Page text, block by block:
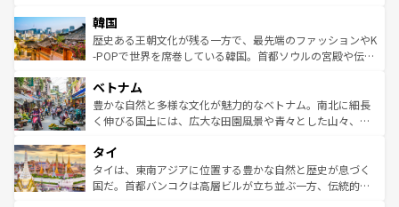
ワイを、存分に味わってほしい。 なお、新着のハワイ情報
はコンテンツ一覧を参照してほしい。
いる。アクティビティも充実しており、サーフィンやダイ
ビング、ハイキングなど、アウトドア好きにはたまらな
い。オーストラリアの多彩な魅力を存分に味わいつくそ
参照してほしい。
ン）、静ひつな山岳地帯である台湾東部など、都市の喧騒
と山間の静けさが共存しており、訪れる人に新しい発見と
驚きをもたらしてくれる。また、奥深い台湾の食文化も魅
容にもいいと評判のスイーツなど、バラエティ豊かな料理
が味わえる。 なお、新着の台湾情報は コンテンツ一覧を参
照してほしい。
韓国
歴史ある王朝文化が残る一方で、最先端のファッションやK
-POPで世界を席巻している韓国。首都ソウルの宮殿や伝統
き、地方に足を延ばせば四季折々の自然美を楽しむことが
できる。そして、キムチや焼肉、絶品のストリートフード
まで、さまざまな韓国料理が待っている。夜には、韓国な
リティに包まれながら、韓国の多彩な魅力を心ゆくまで味
わってみてほしい。 なお、新着の韓国情報はコンテンツ一
覧を参照してほしい。
ベトナム
豊かな自然と多様な文化が魅力的なベトナム。南北に細長
く伸びる国土には、広大な田園風景や青々とした山々、世
急速な発展と共に伝統が息づく。ハノイの古い町並みやホ
ーチミン市のフランス統治時代の建物も、独特の雰囲気を
醸し出している。また、バラエティの豊かさとおいしさで
タイ
タイは、東南アジアに位置する豊かな自然と歴史が息づく
国だ。首都バンコクは高層ビルが立ち並ぶ一方、伝統的な